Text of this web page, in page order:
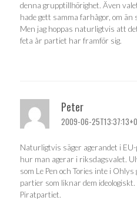
denna grupptillhörighet. Även
hade gett samma farhågor, om
Men jag hoppas naturligtvis att
feta år partiet har framför sig.
Peter
2009-06-
Naturligtvis säger agerandet i
hur man agerar i riksdagsvalet.
som Le Pen och Tories inte i
partier som liknar dem
Piratpartiet.